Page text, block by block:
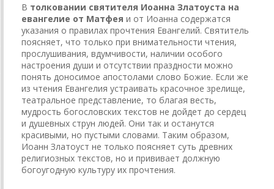
В толковании святителя Иоанна Златоуста на
евангелие от Матфея и от Иоанна содержатся
указания о правилах прочтения Евангелий. Святитель
поясняет, что только при внимательности чтения,
прослушивания, вдумчивости, наличии особого
настроения души и отсутствии праздности можно
понять доносимое апостолами слово Божие. Если же
из чтения Евангелия устраивать красочное зрелище,
театральное представление, то благая весть,
мудрость богословских текстов не дойдет до сердец
и душевных струн людей. Они так и останутся
красивыми, но пустыми словами. Таким образом,
Иоанн Златоуст не только поясняет суть древних
религиозных текстов, но и прививает должную
богоугодную культуру их прочтения.